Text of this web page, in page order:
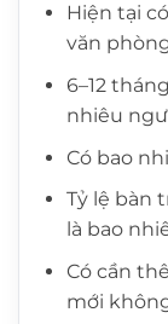
Hiện tại
văn
6–12
nhiêu
Có bao
Tỷ lệ bàn
là bao
Có cần
mới